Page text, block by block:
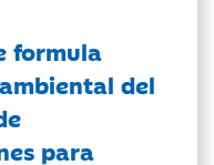
formula
del
para